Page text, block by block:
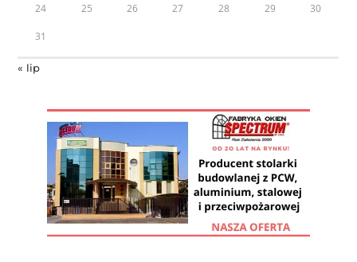
24 25 26 27 28 29 30
31
« lip